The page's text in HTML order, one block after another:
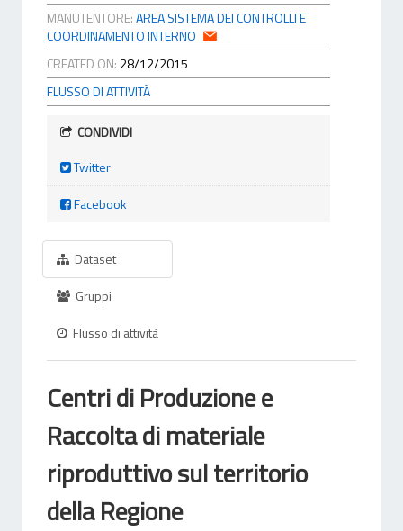
MANUTENTORE:AREA SISTEMA DEI CONTROLLI E
COORDINAMENTO INTERNO
CREATED ON: 28/12/2015
FLUSSO DI ATTIVITÀ
CONDIVIDI
Twitter
Facebook
Dataset
Gruppi
Flusso di attività
Centri di Produzione e
Raccolta di materiale
riproduttivo sul territorio
della Regione